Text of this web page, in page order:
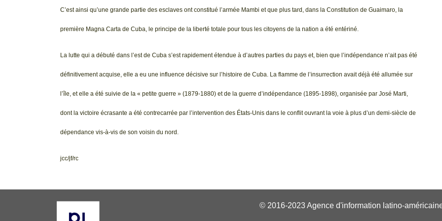
C’est ainsi qu’une grande partie des esclaves ont constitué l’armée Mambi et que plus tard, dans la Constitution de Guaimaro, la
première Magna Carta de Cuba, le principe de la liberté totale pour tous les citoyens de la nation a été entériné.
La lutte qui a débuté dans l’est de Cuba s’est rapidement étendue à d’autres parties du pays et, bien que l’indépendance n’ait pas été
définitivement acquise, elle a eu une influence décisive sur l’histoire de Cuba. La flamme de l’insurrection avait déjà été allumée sur
l’île, et elle a été suivie de la « petite guerre » (1879-1880) et de la guerre d’indépendance (1895-1898), organisée par José Marti,
dont la victoire écrasante a été contrecarrée par l’intervention des États-Unis dans le conflit ouvrant la voie à plus d’un demi-siècle de
dépendance vis-à-vis de son voisin du nord.
jcc/jf/rc
© 2016-2023 Agence d'information latino-